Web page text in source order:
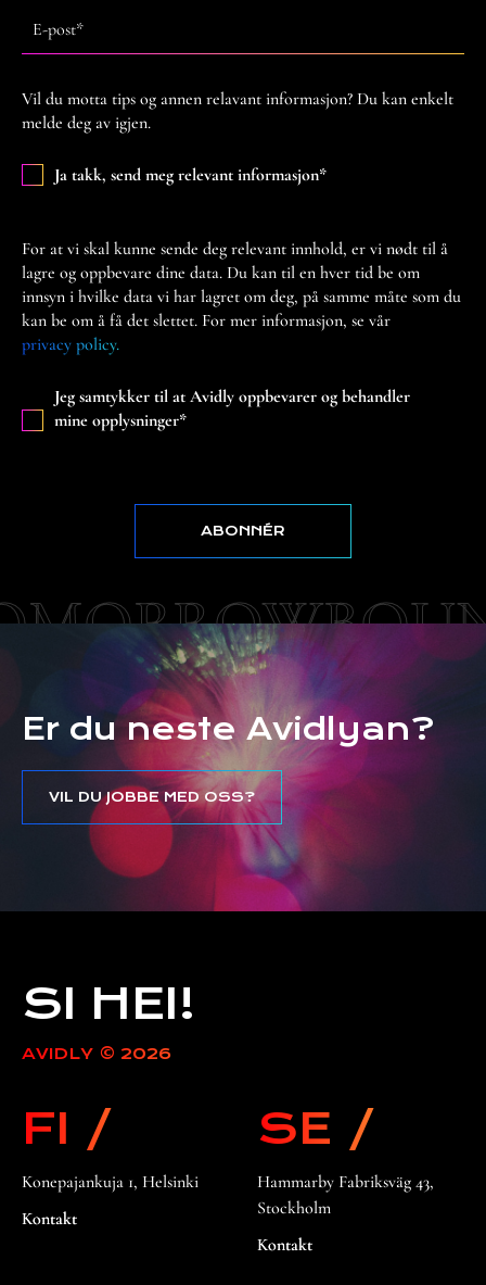
E-post*
Vil du motta tips og annen relavant informasjon? Du kan enkelt
melde deg av igjen.
Ja takk, send meg relevant informasjon*
For at vi skal kunne sende deg relevant innhold, er vi nødt til å
lagre og oppbevare dine data. Du kan til en hver tid be om
innsyn i hvilke data vi har lagret om deg, på samme måte som du
kan be om å få det slettet. For mer informasjon, se vår
privacy policy.
Jeg samtykker til at Avidly oppbevarer og behandler
mine opplysninger*
Er du neste Avidlyan?
VIL DU JOBBE MED OSS?
SI HEI!
AVIDLY © 2026
FI /
Konepajankuja 1, Helsinki
Kontakt
SE /
Hammarby Fabriksväg 43,
Stockholm
Kontakt